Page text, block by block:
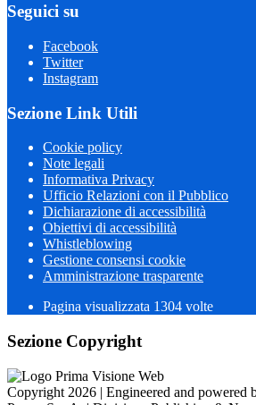
Seguici su
Facebook
Twitter
Instagram
Sezione Link Utili
Cookie policy
Note legali
Informativa Privacy
Ufficio Relazioni con il Pubblico
Dichiarazione di accessibilità
Obiettivi di accessibilità
Whistleblowing
Gestione consensi cookie
Amministrazione trasparente
Pagina visualizzata 1304 volte
Sezione Copyright
Copyright 2026 | Engineered and powered